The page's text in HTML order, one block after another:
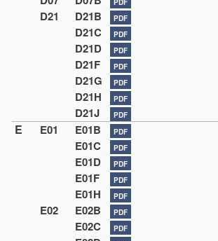
PDF
D21 D21B PDF
D21C PDF
D21D PDF
D21F PDF
D21G PDF
D21H PDF
D21J PDF
E E01 E01B PDF
E01C PDF
E01D PDF
E01F PDF
E01H PDF
E02 E02B PDF
E02C PDF